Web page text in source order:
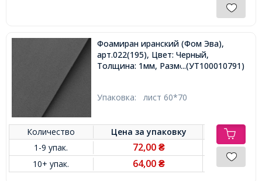
Фоамиран иранский (Фом Эва),
арт.022(195), Цвет: Черный,
Толщина: 1мм, Размер: 60х70cм,
...(УТ100010791)
Упаковка: лист 60*70
Количество Цена заупаковку
1-9 упак.
72,00₴
10+ упак. 64,00₴